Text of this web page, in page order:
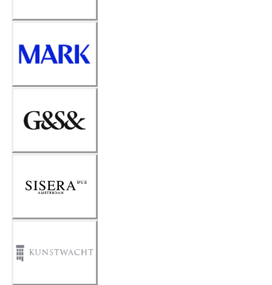
MARK
G&S&
Due
Amsterd
Kunstwa
cht